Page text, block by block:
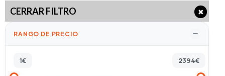
CERRAR FILTRO ✖
RANGO DE PRECIO
1€ 2394€